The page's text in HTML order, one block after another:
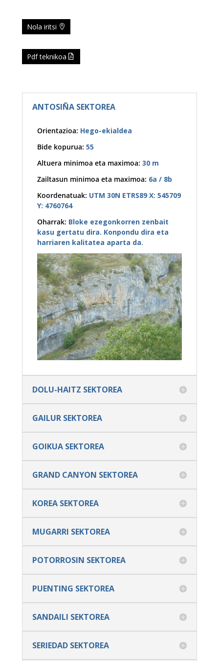
Nola iritsi
Pdf teknikoa
ANTOSIÑA SEKTOREA
Orientazioa: Hego-ekialdea
Bide kopurua: 55
Altuera minimoa eta maximoa: 30 m
Zailtasun minimoa eta maximoa: 6a / 8b
Koordenatuak: UTM 30N ETRS89 X: 545709
Y: 4760764
Oharrak: Bloke ezegonkorren zenbait
kasu gertatu dira. Konpondu dira eta
harriaren kalitatea aparta da.
DOLU-HAITZ SEKTOREA
GAILUR SEKTOREA
GOIKUA SEKTOREA
GRAND CANYON SEKTOREA
KOREA SEKTOREA
MUGARRI SEKTOREA
POTORROSIN SEKTOREA
PUENTING SEKTOREA
SANDAILI SEKTOREA
SERIEDAD SEKTOREA